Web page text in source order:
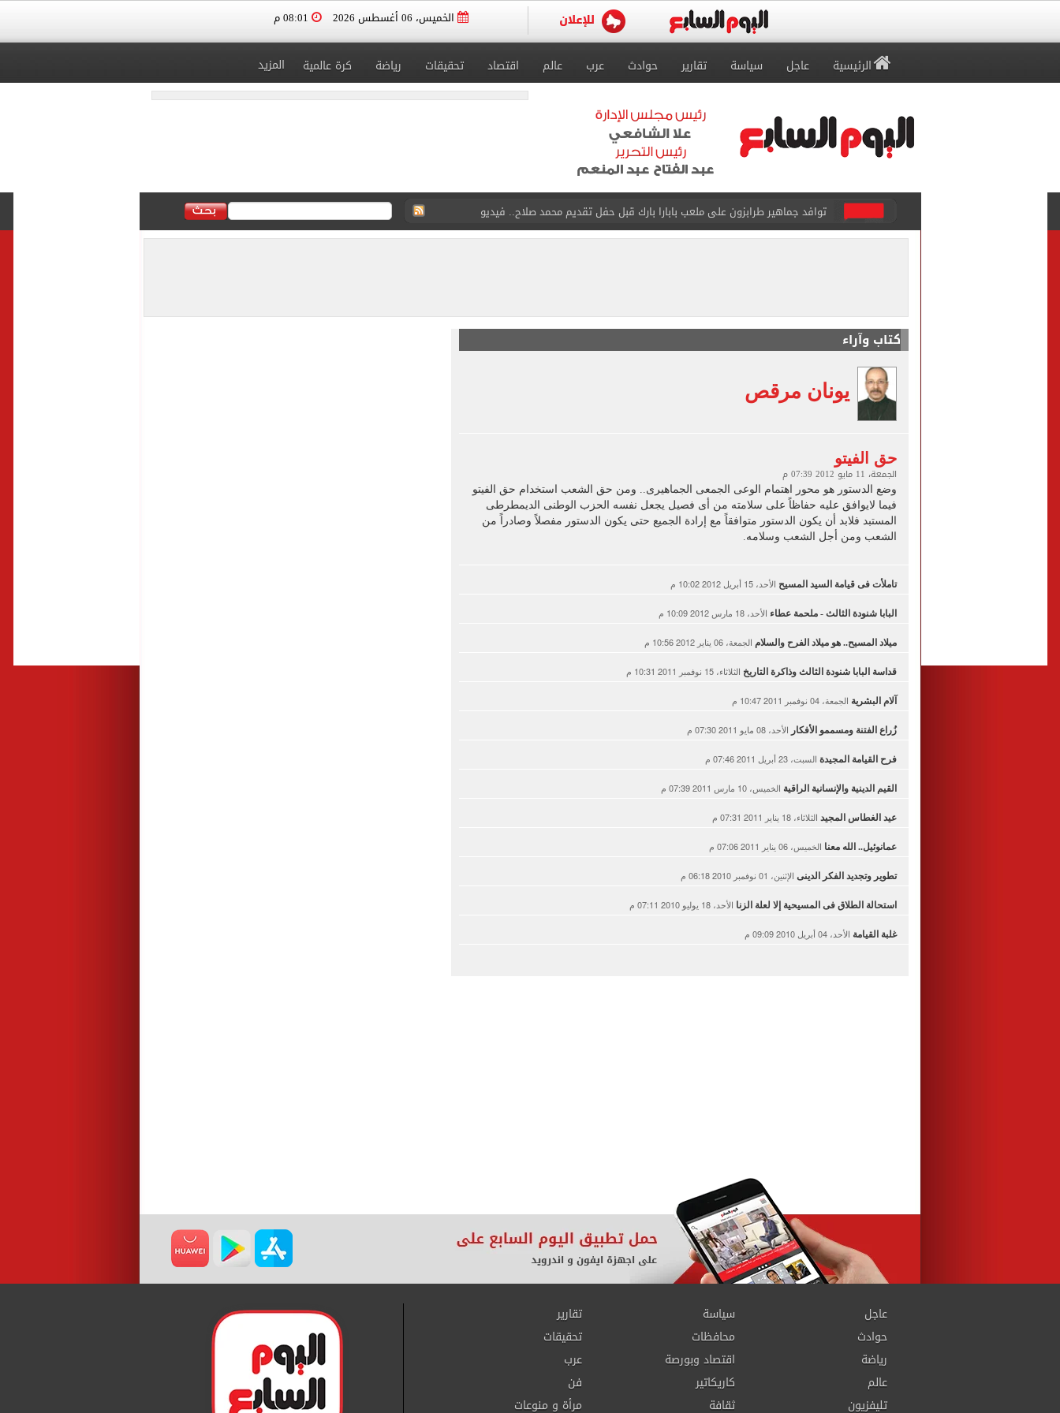
الخميس، 06 أغسطس 2026
الرئيسية عاجل سياسة تقارير حوادث عرب عالم اقتصاد تحقيقات رياضة كرة عالمية المزيد
توافد جماهير طرابزون على ملعب بابارا بارك قبل حفل تقديم محمد صلاح.. فيديو
غلق كلى بشارع 26 يوليو بالاتجاه القادم من كوبرى 15 مايو لميدان لبنان
ضبط شخص انتحل صفة ضابط واستوقف السيارات بالشارع لفحصها
القومي لتنظيم الاتصالات يعلن إعادة إتاحة خدمة أرقامي عبر تطبيق My NTRA
كتاب وآراء
يونان مرقص
حق الفيتو
الجمعة، 11 مايو 2012 07:39 م
وضع الدستور هو محور اهتمام الوعى الجمعى الجماهيرى.. ومن حق الشعب استخدام حق الفيتو
فيما لايوافق عليه حفاظاً على سلامته من أى فصيل يجعل نفسه الحزب الوطنى الديمطرطى
المستبد فلابد أن يكون الدستور متوافقاً مع إرادة الجميع حتى يكون الدستور مفصلاً وصادراً من
الشعب ومن أجل الشعب وسلامه.
تاملأت فى قيامة السيد المسيح الأحد، 15 أبريل 2012 10:02 م
البابا شنودة الثالث - ملحمة عطاء الأحد، 18 مارس 2012 10:09 م
ميلاد المسيح.. هو ميلاد الفرح والسلام الجمعة، 06 يناير 2012 10:56 م
قداسة البابا شنودة الثالث وذاكرة التاريخ الثلاثاء، 15 نوفمبر 2011 10:31 م
آلام البشرية الجمعة، 04 نوفمبر 2011 10:47 م
زُراع الفتنة ومسممو الأفكار الأحد، 08 مايو 2011 07:30 م
فرح القيامة المجيدة السبت، 23 أبريل 2011 07:46 م
القيم الدينية والإنسانية الراقية الخميس، 10 مارس 2011 07:39 م
عيد الغطاس المجيد الثلاثاء، 18 يناير 2011 07:31 م
عمانوئيل.. الله معنا الخميس، 06 يناير 2011 07:06 م
تطوير وتجديد الفكر الدينى الإثنين، 01 نوفمبر 2010 06:18 م
استحالة الطلاق فى المسيحية إلا لعلة الزنا الأحد، 18 يوليو 2010 07:11 م
غلبة القيامة الأحد، 04 أبريل 2010 09:09 م
عاجل سياسة
تقارير
حوادث
محافظات
تحقيقات
رياضة
اقتصاد وبورصة
عرب
عالم
كاريكاتير
فن
تليفزيون
ثقافة مرأة و منوعات